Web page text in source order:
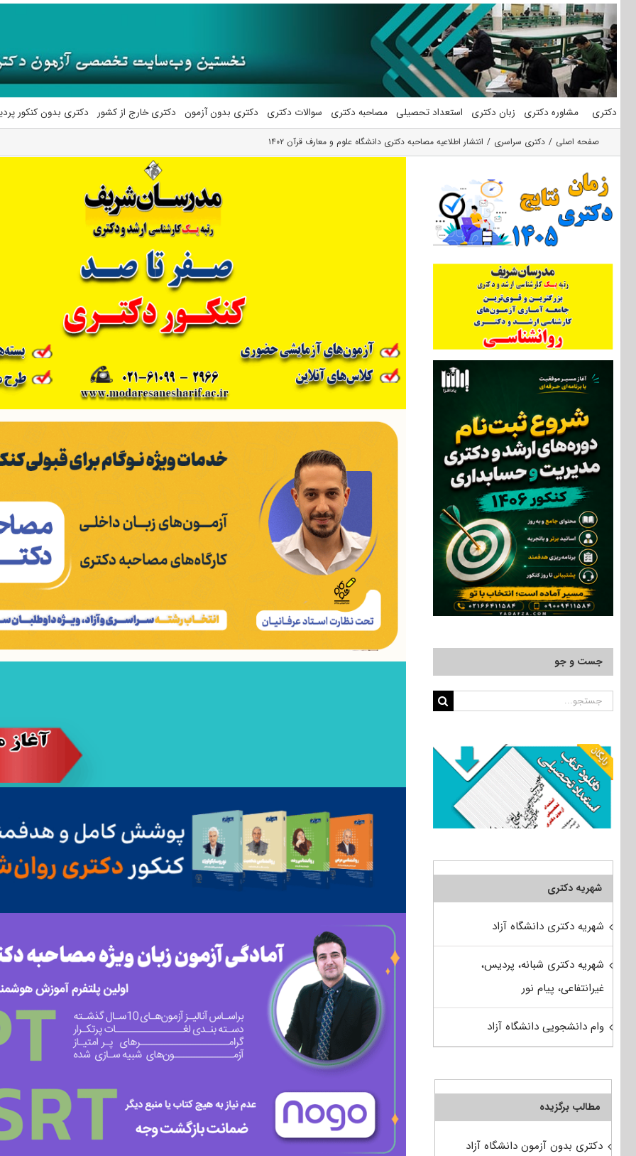
محتوا
دکتری مشاوره دکتری زبان دکتری استعداد تحصیلی مصاحبه دکتری سوالات دکتری دکتری بدون آزمون دکتری خارج از کشور دکتری بدون کنکور
صفحه اصلی دکتری سراسری انتشار اطلاعیه مصاحبه دکتری دانشگاه علوم و معارف قرآن ۱۴۰۲
جست و جو
جستجو
شهریه دکتری
شهریه دکتری دانشگاه آزاد
شهریه دکتری شبانه، پردیس،
غیرانتفاعی، پیام نور
وام دانشجویی دانشگاه آزاد
مطالب برگزیده
دکتری بدون آزمون دانشگاه آزاد